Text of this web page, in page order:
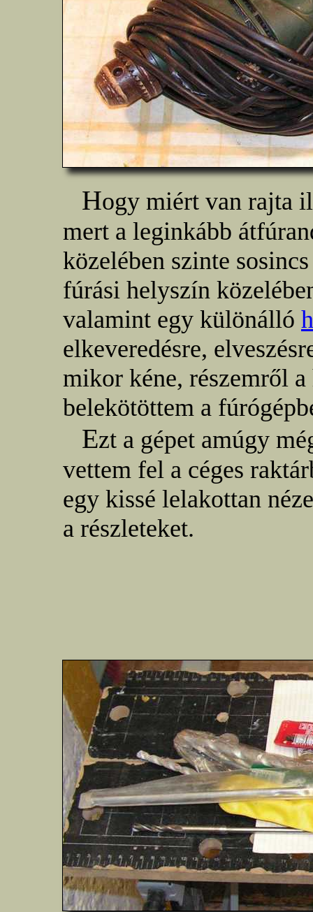
Hogy miért van rajta
mert a leginkább
közelében szinte
fúrási helyszín
valamint egy különálló
elkeveredésre,
mikor kéne, részemről
belekötöttem a
Ezt a gépet amúgy
vettem fel a céges
egy kissé lelakottan
a részleteket.